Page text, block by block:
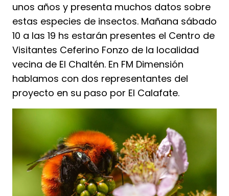
unos años y presenta muchos datos sobre
estas especies de insectos. Mañana sábado
10 a las 19 hs estarán presentes el Centro de
Visitantes Ceferino Fonzo de la localidad
vecina de El Chaltén. En FM Dimensión
hablamos con dos representantes del
proyecto en su paso por El Calafate.